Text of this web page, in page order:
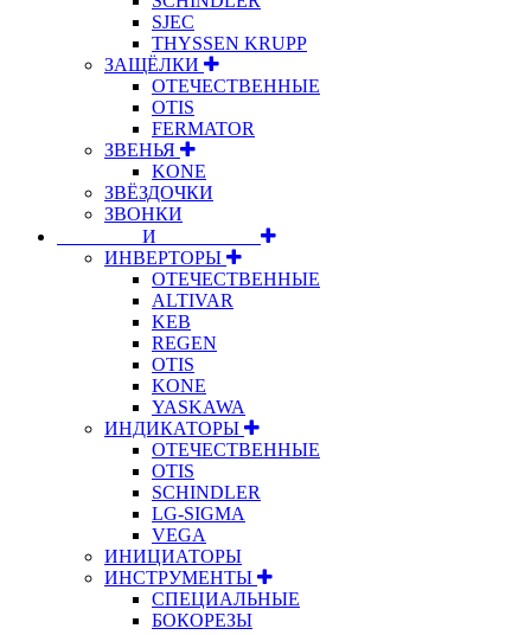
SJEC
THYSSEN KRUPP
ЗАЩЁЛКИ
ОТЕЧЕСТВЕННЫЕ
OTIS
FERMATOR
ЗВЕНЬЯ
KONE
ЗВЁЗДОЧКИ
ЗВОНКИ
⠀⠀⠀⠀⠀⠀И⠀⠀⠀⠀⠀⠀⠀
ИНВЕРТОРЫ
ОТЕЧЕСТВЕННЫЕ
ALTIVAR
KEB
REGEN
OTIS
KONE
YASKAWA
ИНДИКАТОРЫ
ОТЕЧЕСТВЕННЫЕ
OTIS
SCHINDLER
LG-SIGMA
VEGA
ИНИЦИАТОРЫ
ИНСТРУМЕНТЫ
СПЕЦИАЛЬНЫЕ
БОКОРЕЗЫ